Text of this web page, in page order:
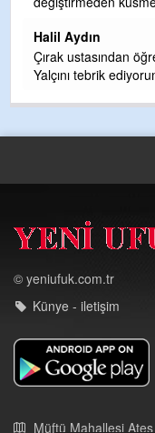
Ben İbrahim
© yeniufuk.com.tr
Müftü Mahallesi Ateş
Kdz.Ereğli/Zonguldak